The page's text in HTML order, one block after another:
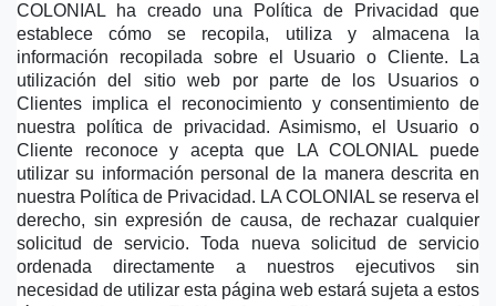
COLONIAL ha creado una Política de Privacidad que
establece cómo se recopila, utiliza y almacena la
información recopilada sobre el Usuario o Cliente. La
utilización del sitio web por parte de los Usuarios o
Clientes implica el reconocimiento y consentimiento de
nuestra política de privacidad. Asimismo, el Usuario o
Cliente reconoce y acepta que LA COLONIAL puede
utilizar su información personal de la manera descrita en
nuestra Política de Privacidad. LA COLONIAL se reserva el
derecho, sin expresión de causa, de rechazar cualquier
solicitud de servicio. Toda nueva solicitud de servicio
ordenada directamente a nuestros ejecutivos sin
necesidad de utilizar esta página web estará sujeta a estos